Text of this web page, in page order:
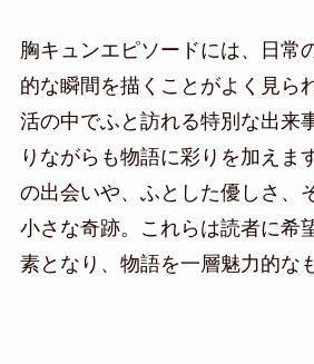
胸キュンエピソードには、日常
的な瞬間を描くことがよく見ら
活の中でふと訪れる特別な出来
りながらも物語に彩りを加えま
の出会いや、ふとした優しさ、
小さな奇跡。これらは読者に希
素となり、物語を一層魅力的な